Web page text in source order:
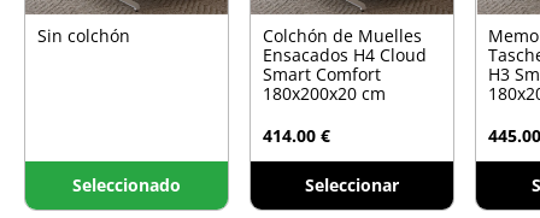
Sin colchón
Seleccionado
Colchón de Muelles
Ensacados H4 Cloud
Smart Comfort
180x200x20 cm
414.00 €
Seleccionar
H3